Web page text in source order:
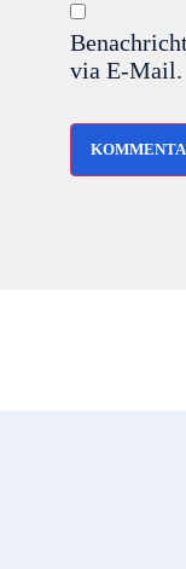
via E-Mail.